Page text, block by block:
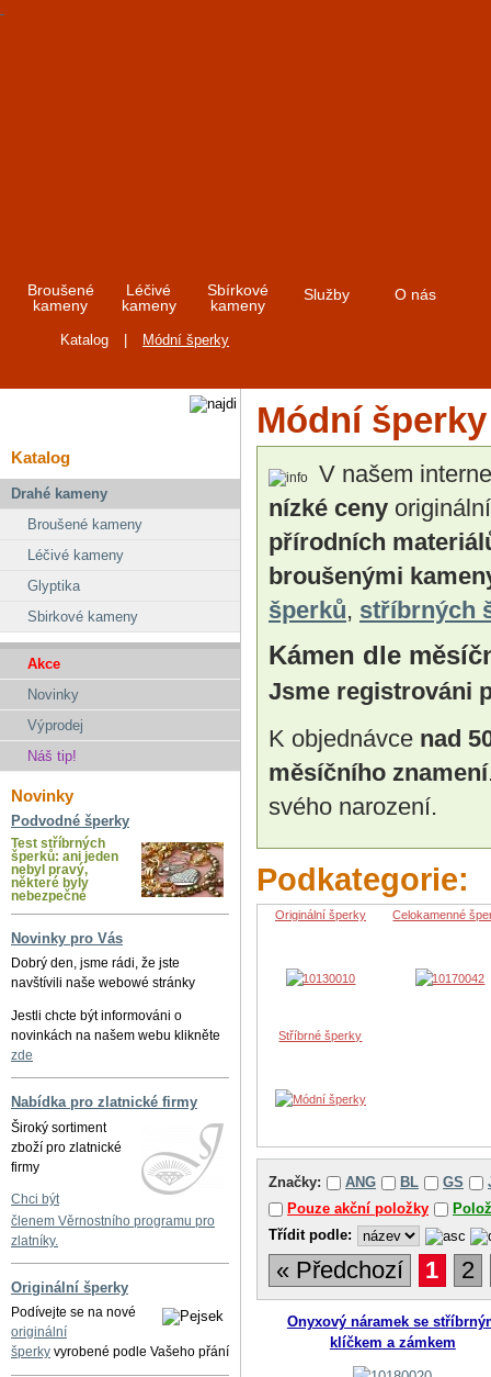
Broušené
kameny
Léčivé
kameny
Sbírkové
kameny
Služby O nás
Katalog Módní šperky
Katalog
Drahé kameny
Broušené kameny
Léčivé kameny
Glyptika
Sbirkové kameny
Akce
Novinky
Výprodej
Náš tip!
Novinky
Podvodné šperky
Test stříbrných
šperků: ani jeden
nebyl pravý,
některé byly
nebezpečné
Novinky pro Vás
Dobrý den, jsme rádi, že jste
navštívili naše webowé stránky
Jestli chcte být informováni o
novinkách na našem webu klikněte
zde
Nabídka pro zlatnické firmy
Široký sortiment
zboží pro zlatnické
firmy
Chci být
členem Věrnostního programu pro
zlatníky.
Originální šperky
Podívejte se na nové
originální
šperky vyrobené podle Vašeho přání
Módní šperky
V našem
nízké ceny
přírodních
broušenými
šperků, stříbrných
Kámen dle
Jsme registrováni
K objednávce nad
měsíčního znamení
svého narození.
Podkategorie:
Originální šperky Celokamenné
Stříbrné šperky
Značky: ANG BL GS
Pouze akční položky
Třídit podle:
« Předchozí 1 2
Onyxový náramek se
klíčkem a zámkem